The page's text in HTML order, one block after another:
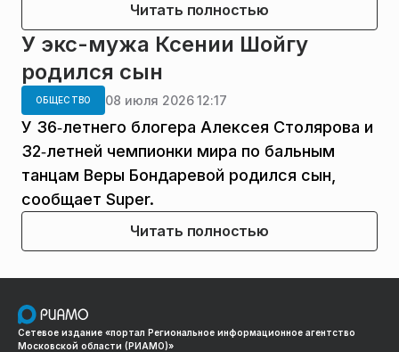
Читать полностью
У экс-мужа Ксении Шойгу
родился сын
ОБЩЕСТВО 08 июля 2026 12:17
У 36‑летнего блогера Алексея Столярова и
32‑летней чемпионки мира по бальным
танцам Веры Бондаревой родился сын,
сообщает Super.
Читать полностью
Сетевое издание «портал Региональное информационное агентство
Московской области (РИАМО)»